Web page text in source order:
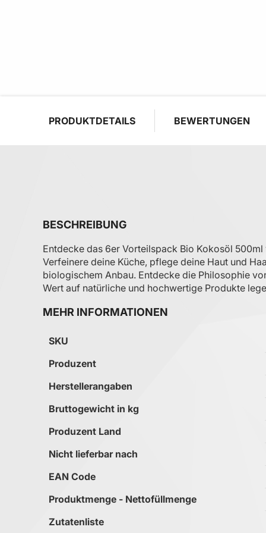
PRODUKTDETAILS BEWERTUNGEN
BESCHREIBUNG
Entdecke das 6er Vorteilspack Bio Kokosöl
Verfeinere deine Küche, pflege deine Haut und
biologischem Anbau. Entdecke die Philosophie
Wert auf natürliche und hochwertige Produkte
MEHR INFORMATIONEN
Mehr Informationen
SKU
Produzent
Herstellerangaben
Bruttogewicht in kg
Produzent Land
Nicht lieferbar nach
EAN Code
Produktmenge - Nettofüllmenge
Zutatenliste